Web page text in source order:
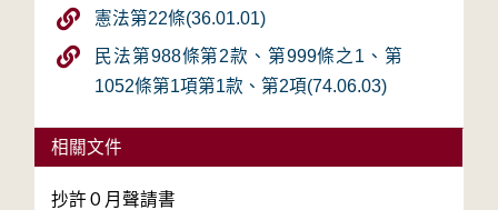
憲法第22條(36.01.01)
民法第988條第2款、第999條之1、第
1052條第1項第1款、第2項(74.06.03)
相關文件
抄許０月聲請書